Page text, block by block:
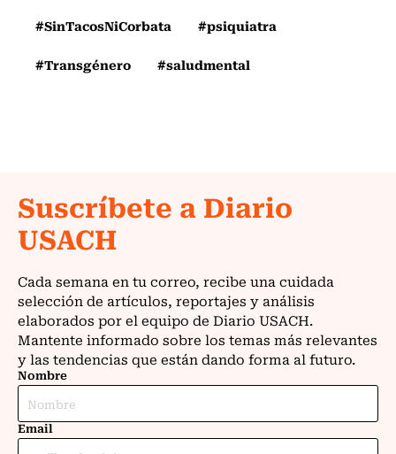
#SinTacosNiCorbata
#psiquiatra
#Transgénero
#saludmental